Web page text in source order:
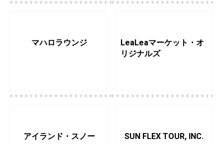
マハロラウンジ
LeaLeaマーケット・オ
リジナルズ
アイランド・スノー SUN FLEX TOUR, INC.